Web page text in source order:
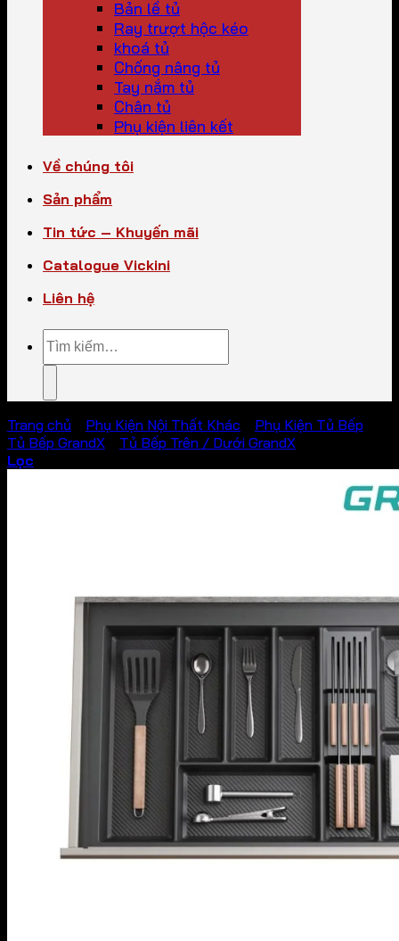
Bản lề tủ
Ray trượt hộc kéo
khoá tủ
Chống nâng tủ
Tay nắm tủ
Chân tủ
Phụ kiện liên kết
Về chúng tôi
Sản phẩm
Tin tức – Khuyến mãi
Catalogue Vickini
Liên hệ
Tìm
kiếm:
Trang chủ Phụ Kiện Nội Thất Khác Phụ Kiện Tủ Bếp
Tủ Bếp GrandX
Tủ Bếp Trên / Dưới GrandX
Lọc